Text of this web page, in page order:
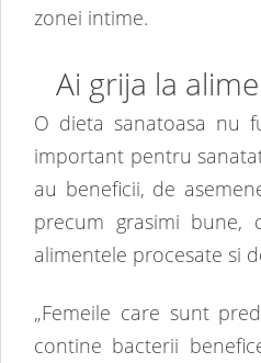
zonei intime.
Ai grija la
O dieta sanatoasa nu
important pentru
au beneficii, de
precum grasimi bune,
alimentele procesate si
„Femeile care sunt
contine bacterii